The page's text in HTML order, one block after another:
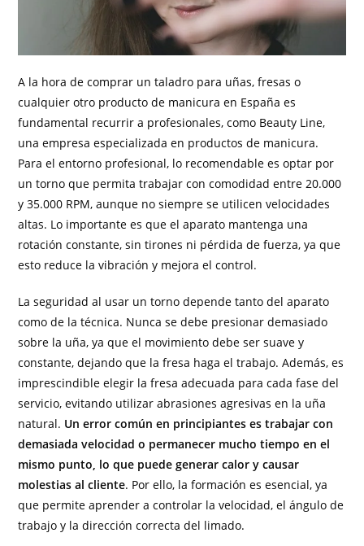
A la hora de comprar un taladro para uñas, fresas o
cualquier otro producto de manicura en España es
fundamental recurrir a profesionales, como Beauty Line,
una empresa especializada en productos de manicura.
Para el entorno profesional, lo recomendable es optar por
un torno que permita trabajar con comodidad entre 20.000
y 35.000 RPM, aunque no siempre se utilicen velocidades
altas. Lo importante es que el aparato mantenga una
rotación constante, sin tirones ni pérdida de fuerza, ya que
esto reduce la vibración y mejora el control.
La seguridad al usar un torno depende tanto del aparato
como de la técnica. Nunca se debe presionar demasiado
sobre la uña, ya que el movimiento debe ser suave y
constante, dejando que la fresa haga el trabajo. Además, es
imprescindible elegir la fresa adecuada para cada fase del
servicio, evitando utilizar abrasiones agresivas en la uña
natural. Un error común en principiantes es trabajar con
demasiada velocidad o permanecer mucho tiempo en el
mismo punto, lo que puede generar calor y causar
molestias al cliente. Por ello, la formación es esencial, ya
que permite aprender a controlar la velocidad, el ángulo de
trabajo y la dirección correcta del limado.